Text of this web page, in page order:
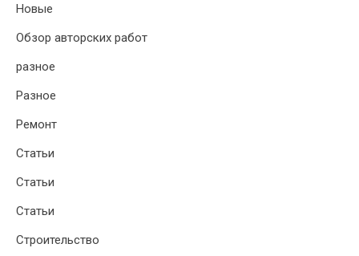
Новые
Обзор авторских работ
разное
Разное
Ремонт
Статьи
Статьи
Статьи
Строительство